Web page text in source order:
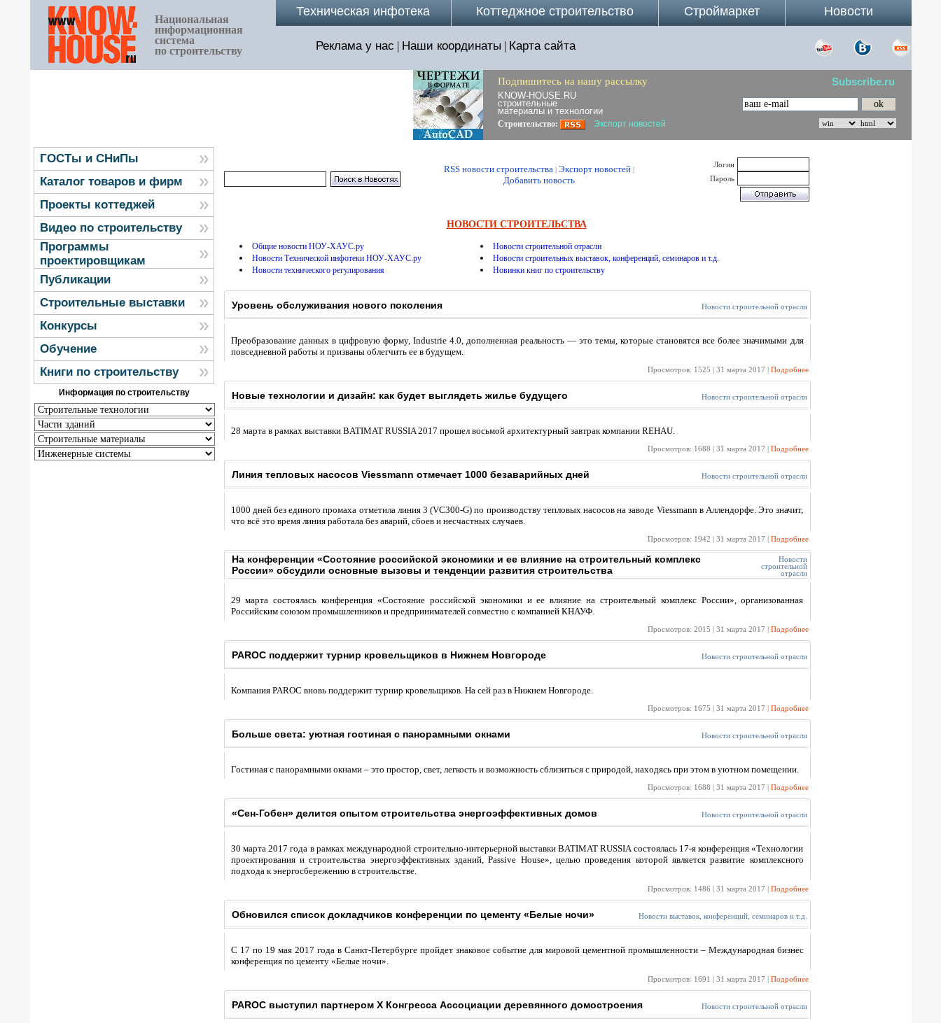
Национальная
информационная
система
по строительству
Новости
Строймаркет
Коттеджное строительство
Техническая инфотека
Реклама у нас | Наши координаты | Карта сайта
Подпишитесь на нашу рассылку Subscribe.ru
KNOW-HOUSE.RU
строительные
материалы и технологии
Строительство: Экспорт новостей
ГОСТы и СНиПы
Каталог товаров и фирм
Проекты коттеджей
Видео по строительству
Программы
проектировщикам
Публикации
Строительные выставки
Конкурсы
Обучение
Книги по строительству
Информация по строительству
RSS новости строительства | Экспорт новостей |
Добавить новость
Логин
Пароль
НОВОСТИ СТРОИТЕЛЬСТВА
Общие новости НОУ-ХАУС.ру
Новости строительной отрасли
Новости Технической инфотеки НОУ-ХАУС.ру
Новости строительных выставок, конференций, семинаров и т.д.
Новости технического регулирования
Новинки книг по строительству
Уровень обслуживания нового поколения Новости строительной отрасли
Преобразование данных в цифровую форму, Industrie 4.0, дополненная реальность — это темы, которые становятся все более значимыми для
повседневной работы и призваны облегчить ее в будущем.
Просмотров: 1525 | 31 марта 2017 | Подробнее
Новые технологии и дизайн: как будет выглядеть жилье будущего Новости строительной отрасли
28 марта в рамках выставки BATIMAT RUSSIA 2017 прошел восьмой архитектурный завтрак компании REHAU.
Просмотров: 1688 | 31 марта 2017 | Подробнее
Линия тепловых насосов Viessmann отмечает 1000 безаварийных дней Новости строительной отрасли
1000 дней без единого промаха отметила линия 3 (VC300-G) по производству тепловых насосов на заводе Viessmann в Аллендорфе. Это значит,
что всё это время линия работала без аварий, сбоев и несчастных случаев.
Просмотров: 1942 | 31 марта 2017 | Подробнее
На конференции «Состояние российской экономики и ее влияние на строительный комплекс
России» обсудили основные вызовы и тенденции развития строительства
Новости
строительной
отрасли
29 марта состоялась конференция «Состояние российской экономики и ее влияние на строительный комплекс России», организованная
Российским союзом промышленников и предпринимателей совместно с компанией КНАУФ.
Просмотров: 2015 | 31 марта 2017 | Подробнее
PAROC поддержит турнир кровельщиков в Нижнем Новгороде Новости строительной отрасли
Компания PAROC вновь поддержит турнир кровельщиков. На сей раз в Нижнем Новгороде.
Просмотров: 1675 | 31 марта 2017 | Подробнее
Больше света: уютная гостиная с панорамными окнами Новости строительной отрасли
Гостиная с панорамными окнами – это простор, свет, легкость и возможность сблизиться с природой, находясь при этом в уютном помещении.
Просмотров: 1688 | 31 марта 2017 | Подробнее
«Сен-Гобен» делится опытом строительства энергоэффективных домов Новости строительной отрасли
З0 марта 2017 года в рамках международной строительно-интерьерной выставки BATIMAT RUSSIA состоялась 17-я конференция «Технологии
проектирования и строительства энергоэффективных зданий, Passive House», целью проведения которой является развитие комплексного
подхода к энергосбережению в строительстве.
Просмотров: 1486 | 31 марта 2017 | Подробнее
Обновился список докладчиков конференции по цементу «Белые ночи» Новости выставок, конференций, семинаров и т.д.
С 17 по 19 мая 2017 года в Санкт-Петербурге пройдет знаковое событие для мировой цементной промышленности – Международная бизнес
конференция по цементу «Белые ночи».
Просмотров: 1691 | 31 марта 2017 | Подробнее
PAROC выступил партнером X Конгресса Ассоциации деревянного домостроения Новости строительной отрасли